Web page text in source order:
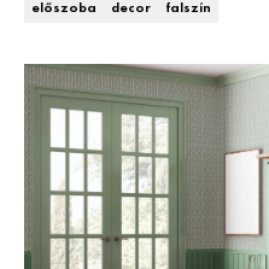
előszoba decor falszín